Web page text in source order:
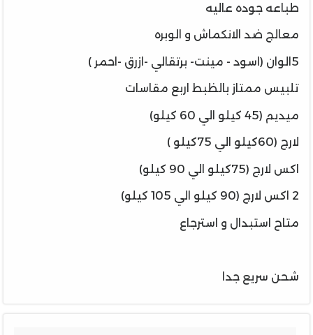
طباعه جوده عاليه
معالج ضد الانكماش و الوبره
5الوان (اسود - مينت- برتقالي -ازرق -احمر )
تلبيس ممتاز بالظبط اربع مقاسات
ميديم (45 كيلو الي 60 كيلو)
لارج (60كيلو الي 75كيلو )
اكس لارج (75كيلو الي 90 كيلو)
2 اكس لارج (90 كيلو الي 105 كيلو)
متاح استبدال و استرجاع
شحن سريع جدا